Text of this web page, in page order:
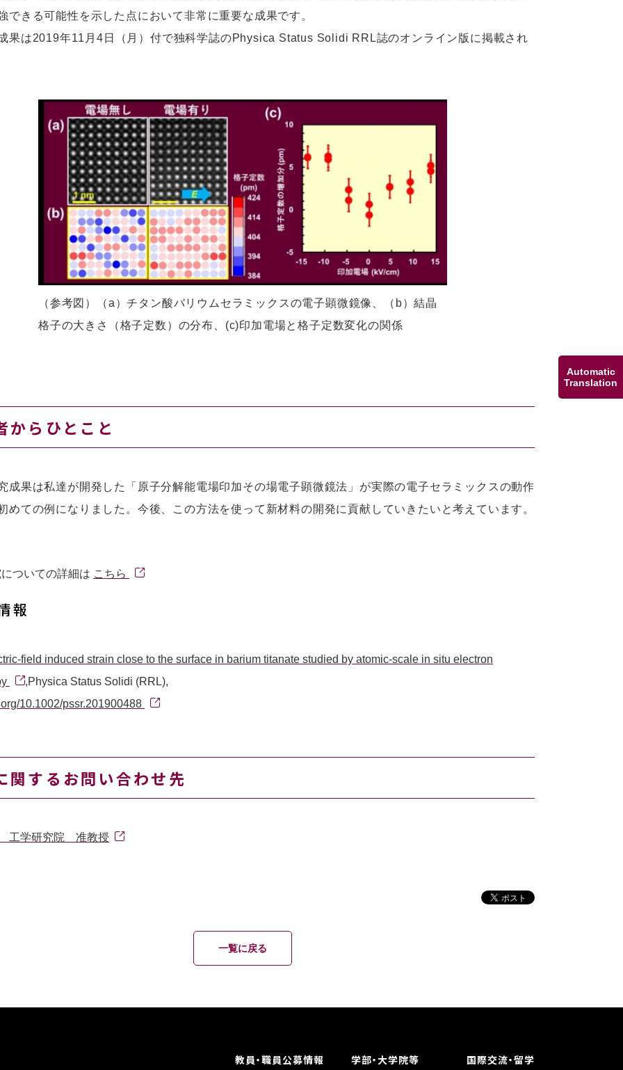
Automatic
Translation
できる可能性を示した点において非常に重要な成果です。
は2019年11月4日（月）付で独科学誌のPhysica Status Solidi RRL誌のオンライン版に掲載され
（参考図）（a）チタン酸バリウムセラミックスの電子顕微鏡像、（b）結晶
格子の大きさ（格子定数）の分布、(c)印加電場と格子定数変化の関係
からひとこと
成果は私達が開発した「原子分解能電場印加その場電子顕微鏡法」が実際の電子セラミックスの動作
めての例になりました。今後、この方法を使って新材料の開発に貢献していきたいと考えています。
ついての詳細は こちら
報
field induced strain close to the surface in barium titanate studied by atomic-scale in situ electron
,Physica Status Solidi (RRL),
10.1002/pssr.201900488
関するお問い合わせ先
工学研究院 准教授
一覧に戻る
教員・職員公募情報 学部・大学院等 国際交流・留学